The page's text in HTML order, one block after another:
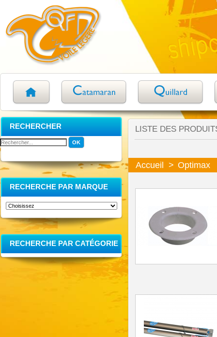
RECHERCHER
RECHERCHE PAR MARQUE
RECHERCHE PAR CATÉGORIE
LISTE DES
Accueil > Optimax